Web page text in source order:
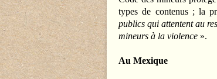
types de contenus ; la
publics qui attentent au
mineurs à la violence ».
Au Mexique